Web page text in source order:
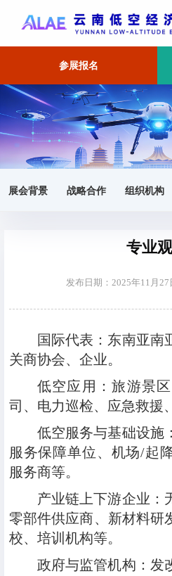
参展报名
展会背景 战略合作 组织机构
首页 展会核心信息 正文
专业
发布日期：2025年11月27
国际代表：东南亚南
关商协会、企业。
低空应用：旅游景
司、电力巡检、应急救援
低空服务与基础设施
服务保障单位、机场/起
服务商等。
产业链上下游企业：
零部件供应商、新材料研
校、培训机构等。
政府与监管机构：发